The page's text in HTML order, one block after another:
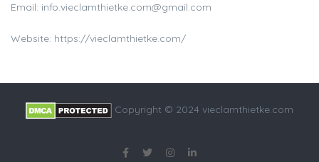
Email: info.vieclamthietke.com@gmail.com
Website: https://vieclamthietke.com/
Copyright © 2024 vieclamthietke.com